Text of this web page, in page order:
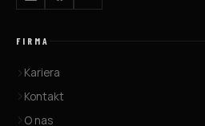
FIRMA
Kariera
Kontakt
O nas